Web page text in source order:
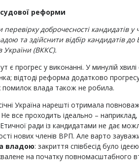
реформи
доброчесності кандидатів
та здійснити відбір кандидатів до
України (ВККС).
є прогрес у виконанні. У минулій
відтоді реформа додатково
влада також не робила.
Україна нарешті отримала
все проходить ідеально – наприклад,
ради із кандидатами не дає
нових членів ВРП. Але варто
владою: закриття співбесід було
на початку повномасштабного